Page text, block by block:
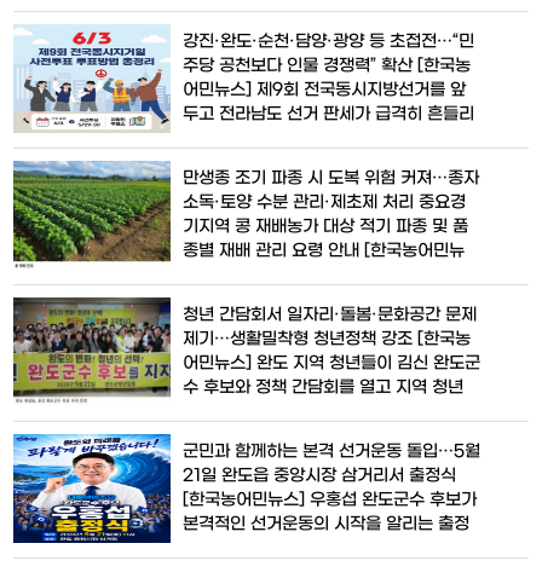
쥐노래미 종자 18만 마리를 방류하며 지역
특화 어종 자원 증강에 나섰다. 한국수산자
원공단 남해본부는 신안군 쥐노래미 산란·
서식장 조성사업의 일환으로 지난 5월 28
일 전남 신안군
강진·완도·순천·담양·광양 등 초접전…“민
주당 공천보다 인물 경쟁력” 확산 [한국농
어민뉴스] 제9회 전국동시지방선거를 앞
두고 전라남도 선거 판세가 급격히 흔들리
와 비민주계 후보들이 우세 또는 초접전 양
상을 보이면서 민주당 지도부가 연일 지원
유세에 나서고 있지만 지역 여론은 쉽게 움
직이지 않는 분위기다. 정치권에 따르면 민
주당은 최근
만생종 조기 파종 시 도복 위험 커져…종자
소독·토양 수분 관리·제초제 처리 중요경
기지역 콩 재배농가 대상 적기 파종 및 품
종별 재배 관리 요령 안내 [한국농어민뉴
가를 대상으로 적기 파종과 초기 생육관리
의 중요성을 강조하고 나섰다. 경기도농업
기술원에 따르면 경기지역의 콩 파종 적기
는 평균 기온이 20~25℃ 수준을 유지하
는 5월 하순부터
청년 간담회서 일자리·돌봄·문화공간 문제
제기…생활밀착형 청년정책 강조 [한국농
어민뉴스] 완도 지역 청년들이 김신 완도군
수 후보와 정책 간담회를 열고 지역 청년
공간 부족 문제 해결을 위한 생활밀착형 정
책 필요성이 주요 화두로 떠올랐다. 김신
완도군수 후보 캠프는 지난 21일 오후 완
도읍 청년들과 함께 청년 간담회를 개최했
다고 밝혔다
군민과 함께하는 본격 선거운동 돌입…5월
21일 완도읍 중앙시장 삼거리서 출정식
[한국농어민뉴스] 우홍섭 완도군수 후보가
본격적인 선거운동의 시작을 알리는 출정